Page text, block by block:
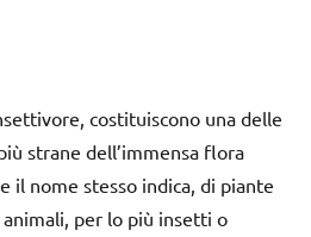
costituiscono una delle
strane dell’immensa flora
il nome stesso indica, di piante
per lo più insetti o